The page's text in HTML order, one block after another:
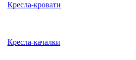
Кресла-кровати
Кресла-качалки